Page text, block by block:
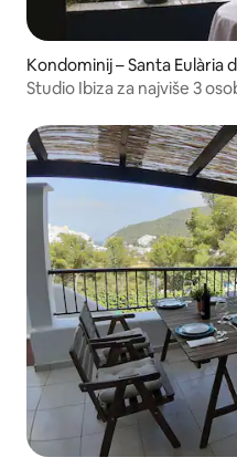
Kondominij – Santa Eulària
Studio Ibiza za najviše 3